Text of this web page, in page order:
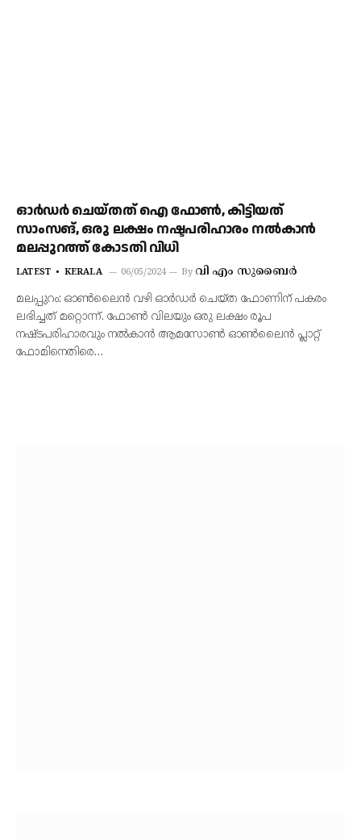
ഓർഡർ ചെയ്തത് ഐ ഫോൺ, കിട്ടിയത്
സാംസങ്, ഒരു ലക്ഷം നഷ്ടപരിഹാരം നൽകാൻ
മലപ്പുറത്ത് കോടതി വിധി
LATEST KERALA 06/05/2024 By വി എം സുബൈർ
മലപ്പുറം: ഓണ്‍ലൈന്‍ വഴി ഓര്‍ഡര്‍ ചെയ്ത ഫോണിന് പകരം
ലഭിച്ചത് മറ്റൊന്ന്. ഫോണ്‍ വിലയും ഒരു ലക്ഷം രൂപ
നഷ്ടപരിഹാരവും നല്‍കാന്‍ ആമസോൺ ഓൺലൈൻ പ്ലാറ്റ്
ഫോമിനെതിരെ…